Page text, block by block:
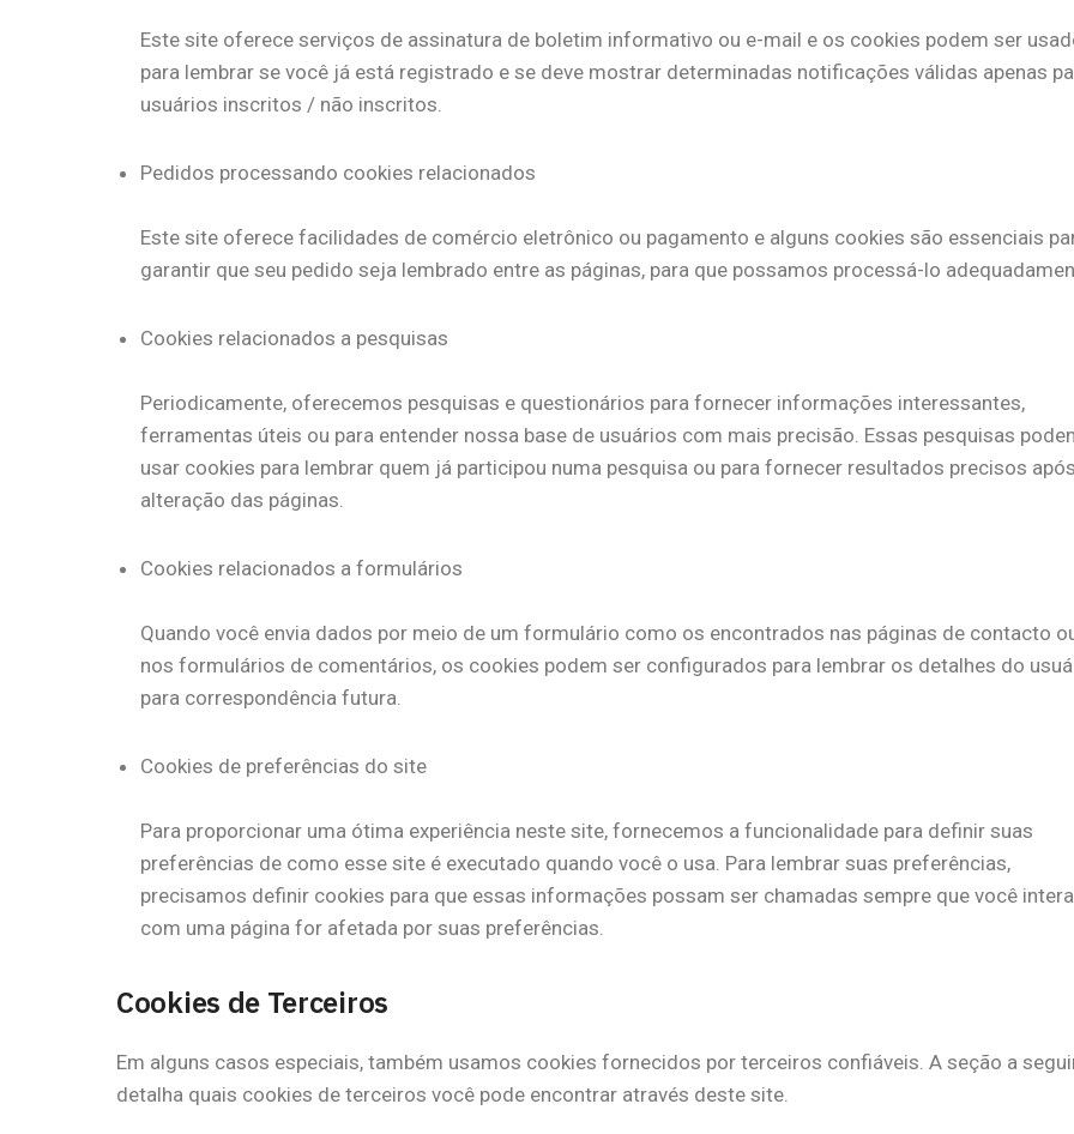
Este site oferece serviços de assinatura de boletim informativo ou e-mail e os cookies podem ser
para lembrar se você já está registrado e se deve mostrar determinadas notificações válidas apenas
usuários inscritos / não inscritos.
Pedidos processando cookies relacionados
Este site oferece facilidades de comércio eletrônico ou pagamento e alguns cookies são essenciais
garantir que seu pedido seja lembrado entre as páginas, para que possamos processá-lo
Cookies relacionados a pesquisas
Periodicamente, oferecemos pesquisas e questionários para fornecer informações interessantes,
ferramentas úteis ou para entender nossa base de usuários com mais precisão. Essas pesquisas
usar cookies para lembrar quem já participou numa pesquisa ou para fornecer resultados precisos
alteração das páginas.
Cookies relacionados a formulários
Quando você envia dados por meio de um formulário como os encontrados nas páginas de contacto
nos formulários de comentários, os cookies podem ser configurados para lembrar os detalhes do
para correspondência futura.
Cookies de preferências do site
Para proporcionar uma ótima experiência neste site, fornecemos a funcionalidade para definir suas
preferências de como esse site é executado quando você o usa. Para lembrar suas preferências,
precisamos definir cookies para que essas informações possam ser chamadas sempre que você
com uma página for afetada por suas preferências.
Cookies de Terceiros
Em alguns casos especiais, também usamos cookies fornecidos por terceiros confiáveis. A seção a
detalha quais cookies de terceiros você pode encontrar através deste site.